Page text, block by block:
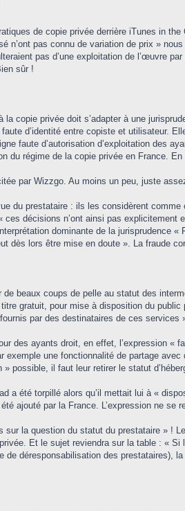
de copie privée derrière iTunes in
n’ont pas connu de variation de prix »
pas d’une exploitation de l’œuvre
sûr !
copie privée doit s’adapter à une
d’identité entre copiste et utilisateur.
faute d’autorisation d’exploitation des
du régime de la copie privée en France. En
par Wizzgo. Au moins un peu, juste
du prestataire : ils les considèrent
décisions n’ont ainsi pas
dominante de la jurisprudence
dès lors être mise en doute ». La fraude
beaux coups de pelle au statut des
gratuit, pour mise à disposition du
par des destinataires de ces services
des ayants droit, en effet, l’expression «
une fonctionnalité de partage
possible, il faut leur retirer le statut
a été torpillé alors qu’il mettait lui à «
ajouté par la France. L’expression ne se
sur la question du statut du prestataire » !
Et le sujet reviendra sur la table : « Si
de déresponsabilisation des prestataires),